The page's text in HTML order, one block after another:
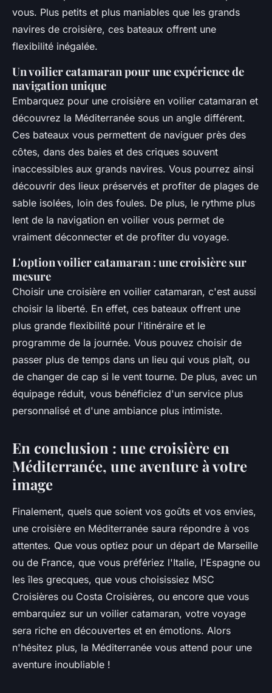
vous. Plus petits et plus maniables que les grands
navires de croisière, ces bateaux offrent une
flexibilité inégalée.
Un voilier catamaran pour une expérience de
navigation unique
Embarquez pour une croisière en voilier catamaran et
découvrez la Méditerranée sous un angle différent.
Ces bateaux vous permettent de naviguer près des
côtes, dans des baies et des criques souvent
inaccessibles aux grands navires. Vous pourrez ainsi
découvrir des lieux préservés et profiter de plages de
sable isolées, loin des foules. De plus, le rythme plus
lent de la navigation en voilier vous permet de
vraiment déconnecter et de profiter du voyage.
L'option voilier catamaran : une croisière sur
mesure
Choisir une croisière en voilier catamaran, c'est aussi
choisir la liberté. En effet, ces bateaux offrent une
plus grande flexibilité pour l'itinéraire et le
programme de la journée. Vous pouvez choisir de
passer plus de temps dans un lieu qui vous plaît, ou
de changer de cap si le vent tourne. De plus, avec un
équipage réduit, vous bénéficiez d'un service plus
personnalisé et d'une ambiance plus intimiste.
En conclusion : une croisière en
Méditerranée, une aventure à votre
image
Finalement, quels que soient vos goûts et vos envies,
une croisière en Méditerranée saura répondre à vos
attentes. Que vous optiez pour un départ de Marseille
ou de France, que vous préfériez l'Italie, l'Espagne ou
les îles grecques, que vous choisissiez MSC
Croisières ou Costa Croisières, ou encore que vous
embarquiez sur un voilier catamaran, votre voyage
sera riche en découvertes et en émotions. Alors
n'hésitez plus, la Méditerranée vous attend pour une
aventure inoubliable !